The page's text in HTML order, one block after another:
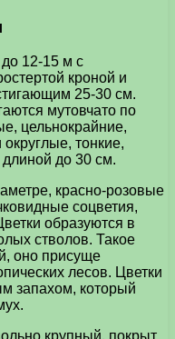
12-15 м с
кроной и
25-30 см.
мутовчато по
цельнокрайние,
тонкие,
до 30 см.
красно-розовые
соцветия,
образуются в
стволов. Такое
оно присуще
лесов. Цветки
запахом, который